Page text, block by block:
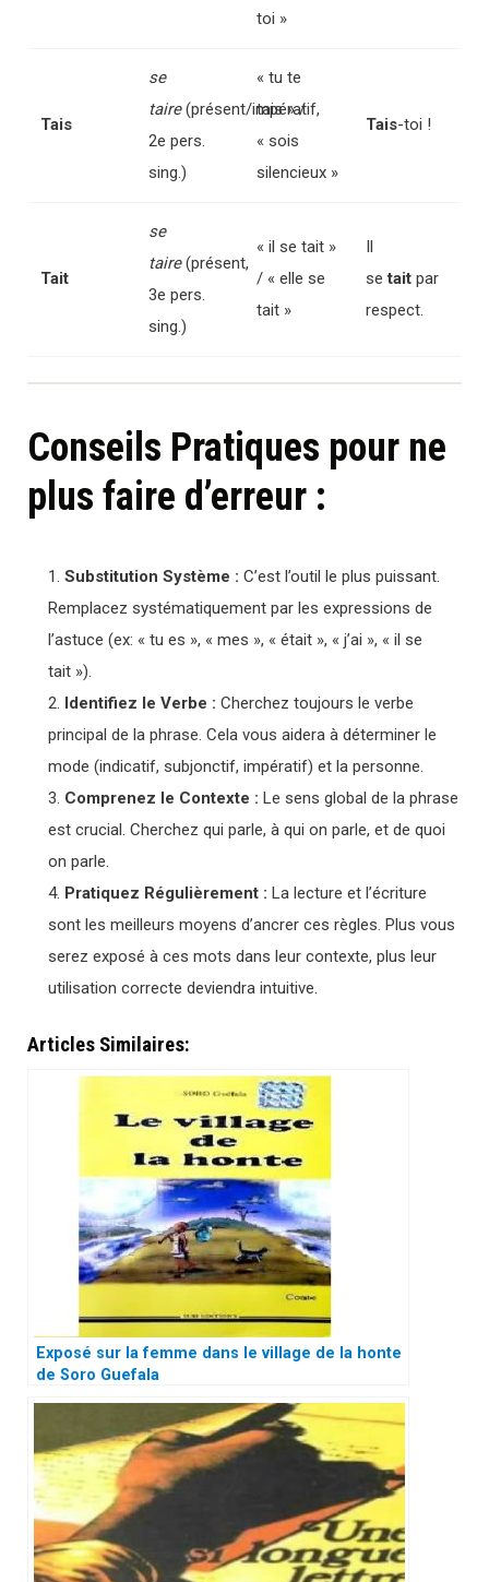
toi »
Tais
se
taire(présent/impératif,
2e pers.
sing.)
« tu te
tais » /
« sois
silencieux »
Tais-toi !
Tait
se
taire(présent,
3e pers.
sing.)
« il se tait »
/ « elle se
tait »
Il
setait par
respect.
Conseils Pratiques pour ne
plus faire d’erreur :
Substitution Système : C’est l’outil le plus puissant.
Remplacez systématiquement par les expressions de
l’astuce (ex: « tu es », « mes », « était », « j’ai », « il se
tait »).
Identifiez le Verbe : Cherchez toujours le verbe
principal de la phrase. Cela vous aidera à déterminer le
mode (indicatif, subjonctif, impératif) et la personne.
Comprenez le Contexte : Le sens global de la phrase
est crucial. Cherchez qui parle, à qui on parle, et de quoi
on parle.
Pratiquez Régulièrement : La lecture et l’écriture
sont les meilleurs moyens d’ancrer ces règles. Plus vous
serez exposé à ces mots dans leur contexte, plus leur
utilisation correcte deviendra intuitive.
Articles Similaires:
Exposé sur la femme dans le village de la honte
de Soro Guefala